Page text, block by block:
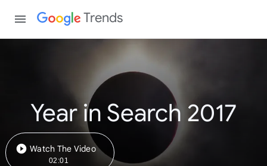
Trends
Year in Search 2017
Watch The Video
02:01